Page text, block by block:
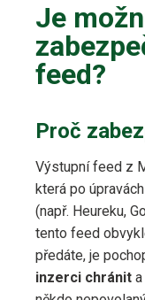
Je
feed?
Proč
Výstupní feed z
která po
(např. Heureku,
tento feed
předáte, je
inzerci chránit